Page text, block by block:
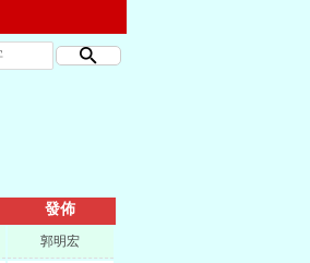
發佈
郭明宏